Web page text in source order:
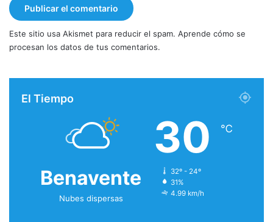
Este sitio usa Akismet para reducir el spam. Aprende cómo se
procesan los datos de tus comentarios.
El Tiempo
Benavente
Nubes dispersas
30 ℃
32º - 24º
31%
4.99 km/h